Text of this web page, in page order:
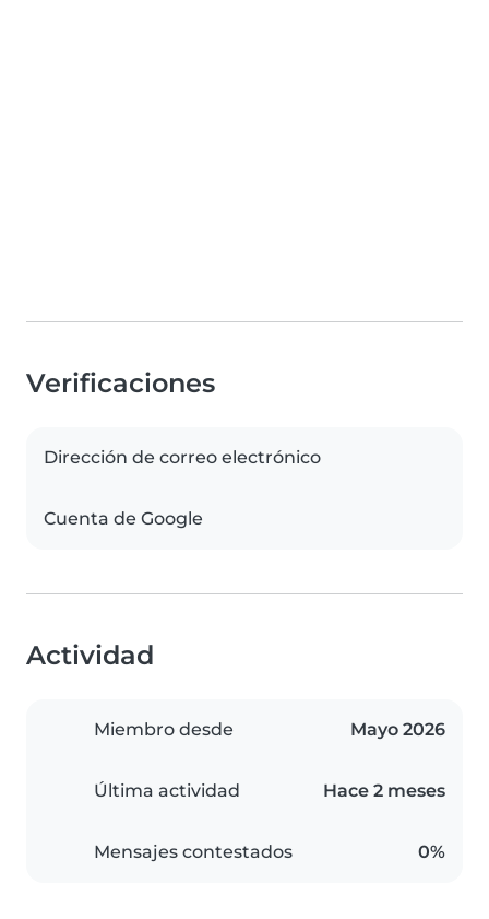
Verificaciones
Dirección de correo electrónico
Cuenta de Google
Actividad
Miembro desde Mayo 2026
Última actividad Hace 2 meses
Mensajes contestados 0%